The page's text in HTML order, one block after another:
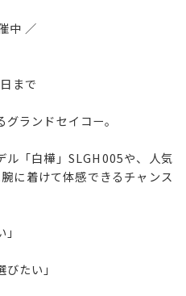
中 ／
まで
ランドセイコー。
ル「白樺」SLGH005や、人気
に着けて体感できるチャンス
たい」